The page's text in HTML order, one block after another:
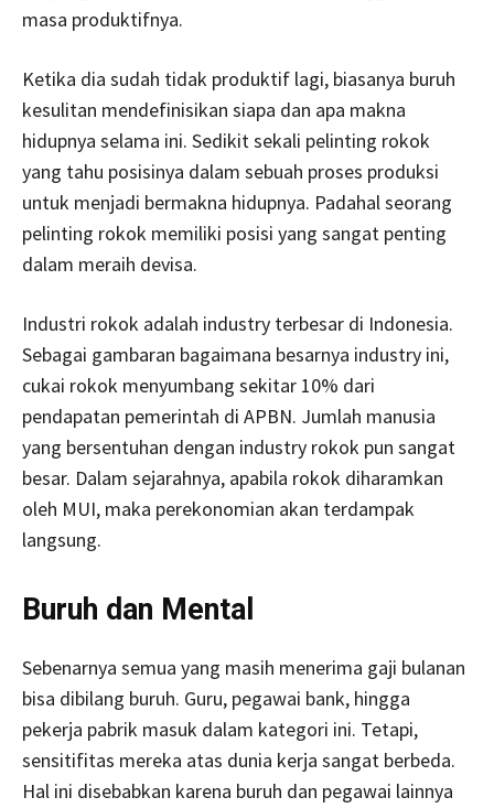
masa produktifnya.
Ketika dia sudah tidak produktif lagi, biasanya buruh
kesulitan mendefinisikan siapa dan apa makna
hidupnya selama ini. Sedikit sekali pelinting rokok
yang tahu posisinya dalam sebuah proses produksi
untuk menjadi bermakna hidupnya. Padahal seorang
pelinting rokok memiliki posisi yang sangat penting
dalam meraih devisa.
Industri rokok adalah industry terbesar di Indonesia.
Sebagai gambaran bagaimana besarnya industry ini,
cukai rokok menyumbang sekitar 10% dari
pendapatan pemerintah di APBN. Jumlah manusia
yang bersentuhan dengan industry rokok pun sangat
besar. Dalam sejarahnya, apabila rokok diharamkan
oleh MUI, maka perekonomian akan terdampak
langsung.
Buruh dan Mental
Sebenarnya semua yang masih menerima gaji bulanan
bisa dibilang buruh. Guru, pegawai bank, hingga
pekerja pabrik masuk dalam kategori ini. Tetapi,
sensitifitas mereka atas dunia kerja sangat berbeda.
Hal ini disebabkan karena buruh dan pegawai lainnya